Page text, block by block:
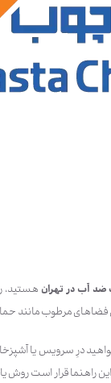
آب در تهران هستید،
فضاهای مرطوب مانند
درِ سرویس یا
راهنما قرار است روش